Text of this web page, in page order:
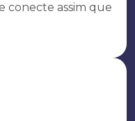
conecte assim que